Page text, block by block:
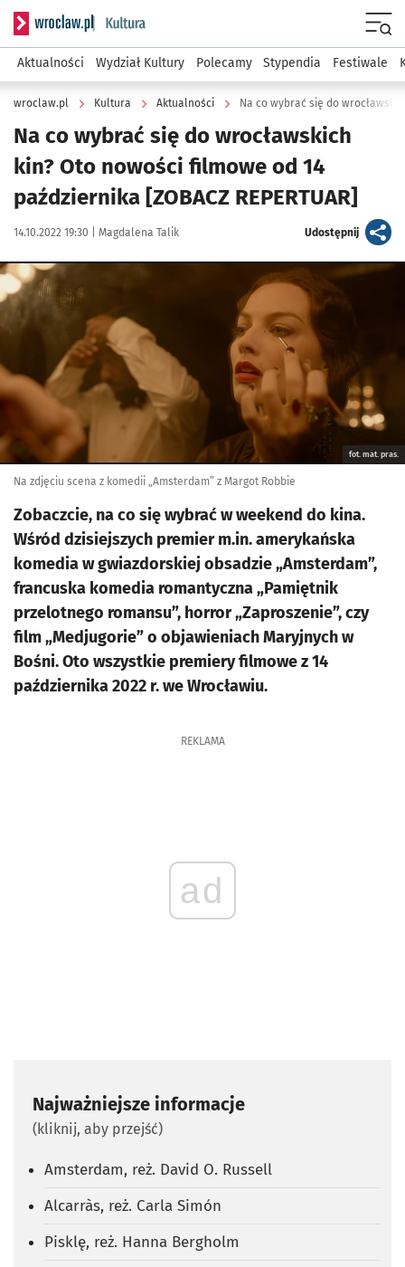
Serwis informacyjny wroclaw.pl podserwis: Kultura
Aktualności Wydział Kultury Polecamy Stypendia Festiwale
wroclaw.pl Kultura Aktualności
Na co wybrać się do wrocławskich
kin? Oto nowości filmowe od 14
października [ZOBACZ REPERTUAR]
Data publikacji:
14.10.2022 19:30 | Autor:
Magdalena Talik Udostępnijartykuł
Kliknij, aby powiększyć
fot. mat. pras.
Na zdjęciu scena z komedii „Amsterdam” z Margot Robbie
Zobaczcie, na co się wybrać w weekend do kina.
Wśród dzisiejszych premier m.in. amerykańska
komedia w gwiazdorskiej obsadzie „Amsterdam”,
francuska komedia romantyczna „Pamiętnik
przelotnego romansu”, horror „Zaproszenie”, czy
film „Medjugorie” o objawieniach Maryjnych w
Bośni. Oto wszystkie premiery filmowe z 14
października 2022 r. we Wrocławiu.
REKLAMA
ad
Najważniejsze informacje
(kliknij, aby przejść)
Amsterdam, reż. David O. Russell
Alcarràs, reż. Carla Simón
Pisklę, reż. Hanna Bergholm